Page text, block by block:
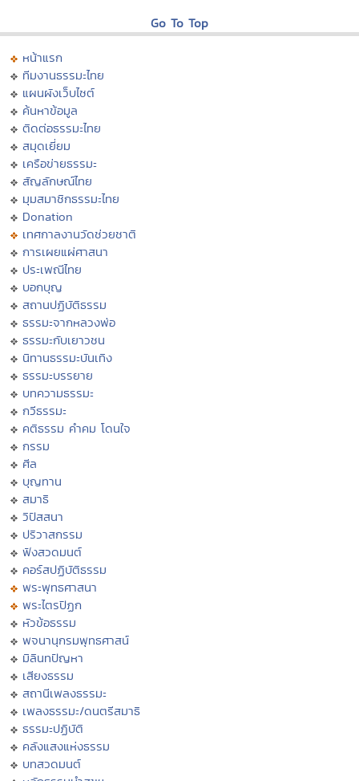
Go To Top
หน้าแรก
ทีมงานธรรมะไทย
แผนผังเว็บไซต์
ค้นหาข้อมูล
ติดต่อธรรมะไทย
สมุดเยี่ยม
เครือข่ายธรรมะ
สัญลักษณ์ไทย
มุมสมาชิกธรรมะไทย
Donation
เทศกาลงานวัดช่วยชาติ
การเผยแผ่ศาสนา
ประเพณีไทย
บอกบุญ
สถานปฏิบัติธรรม
ธรรมะจากหลวงพ่อ
ธรรมะกับเยาวชน
นิทานธรรมะบันเทิง
ธรรมะบรรยาย
บทความธรรมะ
กวีธรรมะ
คติธรรม คำคม โดนใจ
กรรม
ศีล
บุญทาน
สมาธิ
วิปัสสนา
ปริวาสกรรม
ฟังสวดมนต์
คอร์สปฏิบัติธรรม
พระพุทธศาสนา
พระไตรปิฏก
หัวข้อธรรม
พจนานุกรมพุทธศาสน์
มิลินทปัญหา
เสียงธรรม
สถานีเพลงธรรมะ
เพลงธรรมะ/ดนตรีสมาธิ
ธรรมะปฏิบัติ
คลังแสงแห่งธรรม
บทสวดมนต์